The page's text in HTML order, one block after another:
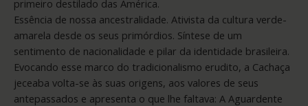
primeiro destilado das América.
Essência de nossa ancestralidade. Ativista da cultura verde-
amarela desde os seus primórdios. Síntese de um
sentimento de nacionalidade e pilar da identidade brasileira.
Evocando esse marco do tradicionalismo erudito, a Cachaça
jeceaba volta-se às suas origens, aos valores de seus
antepassados e apresenta o que lhe faltava: A Aguardente